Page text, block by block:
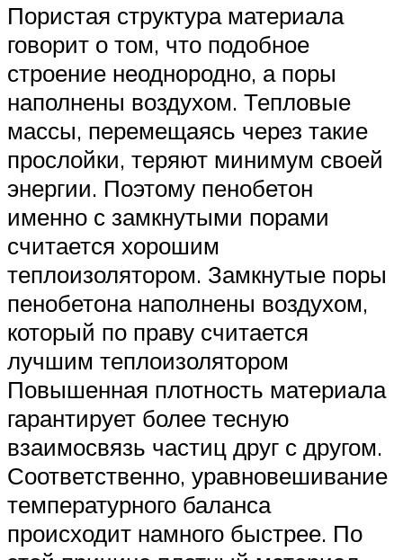
Пористая структура материала
говорит о том, что подобное
строение неоднородно, а поры
наполнены воздухом. Тепловые
массы, перемещаясь через такие
прослойки, теряют минимум своей
энергии. Поэтому пенобетон
именно с замкнутыми порами
считается хорошим
теплоизолятором. Замкнутые поры
пенобетона наполнены воздухом,
который по праву считается
лучшим теплоизолятором
Повышенная плотность материала
гарантирует более тесную
взаимосвязь частиц друг с другом.
Соответственно, уравновешивание
температурного баланса
происходит намного быстрее. По